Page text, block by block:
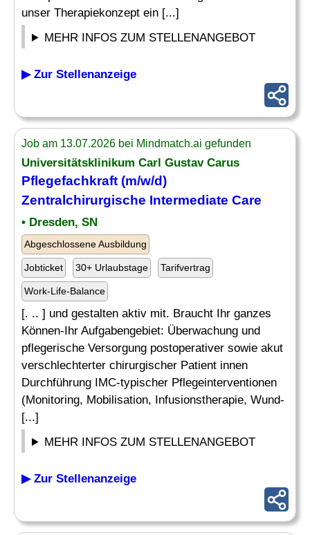
unser Therapiekonzept ein [...]
MEHR INFOS ZUM STELLENANGEBOT
▶ Zur Stellenanzeige
Job am 13.07.2026 bei Mindmatch.ai gefunden
Universitätsklinikum Carl Gustav Carus
Pflegefachkraft (m/w/d)
Zentralchirurgische Intermediate Care
• Dresden, SN
Abgeschlossene Ausbildung
Jobticket 30+ Urlaubstage Tarifvertrag
Work-Life-Balance
[. .. ] und gestalten aktiv mit. Braucht Ihr ganzes
Können-Ihr Aufgabengebiet: Überwachung und
pflegerische Versorgung postoperativer sowie akut
verschlechterter chirurgischer Patient innen
Durchführung IMC-typischer Pflegeinterventionen
(Monitoring, Mobilisation, Infusionstherapie, Wund-
[...]
MEHR INFOS ZUM STELLENANGEBOT
▶ Zur Stellenanzeige